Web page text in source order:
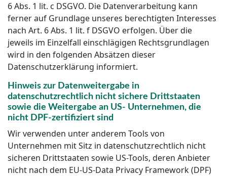
6 Abs. 1 lit. c DSGVO. Die Datenverarbeitung kann
ferner auf Grundlage unseres berechtigten Interesses
nach Art. 6 Abs. 1 lit. f DSGVO erfolgen. Über die
jeweils im Einzelfall einschlägigen Rechtsgrundlagen
wird in den folgenden Absätzen dieser
Datenschutzerklärung informiert.
Hinweis zur Datenweitergabe in
datenschutzrechtlich nicht sichere Drittstaaten
sowie die Weitergabe an US- Unternehmen, die
nicht DPF-zertifiziert sind
Wir verwenden unter anderem Tools von
Unternehmen mit Sitz in datenschutzrechtlich nicht
sicheren Drittstaaten sowie US-Tools, deren Anbieter
nicht nach dem EU-US-Data Privacy Framework (DPF)